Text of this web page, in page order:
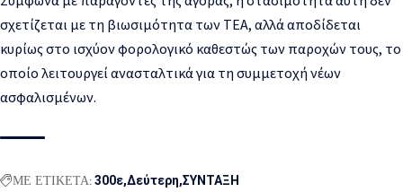
σχετίζεται με τη βιωσιμότητα των ΤΕΑ, αλλά αποδίδεται
κυρίως στο ισχύον φορολογικό καθεστώς των παροχών τους, το
οποίο λειτουργεί ανασταλτικά για τη συμμετοχή νέων
ασφαλισμένων.
ΜΕ ΕΤΙΚΕΤΑ:300ε Δεύτερη ΣΥΝΤΑΞΗ